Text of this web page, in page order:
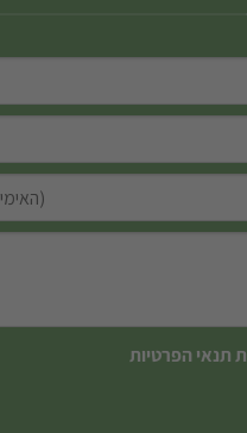
תנאי הפרטיות